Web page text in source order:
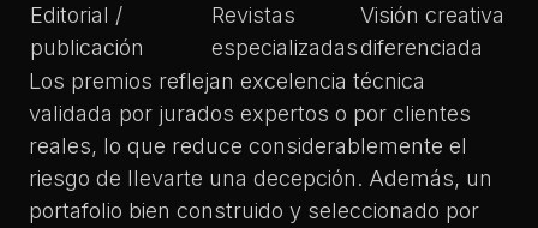
Editorial /
publicación
Revistas
especializadas
Visión creativa
diferenciada
Los premios reflejan excelencia técnica
validada por jurados expertos o por clientes
reales, lo que reduce considerablemente el
riesgo de llevarte una decepción. Además, un
portafolio bien construido y seleccionado por